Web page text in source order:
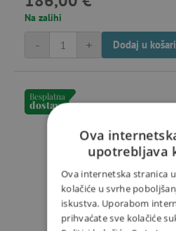
Na zalihi
+
- Dodaj u
Besplatna
dostava
Ova
upotrebljava
Ova internetska stranica
kolačiće u svrhe
iskustva. Uporabom
prihvaćate sve kolačiće